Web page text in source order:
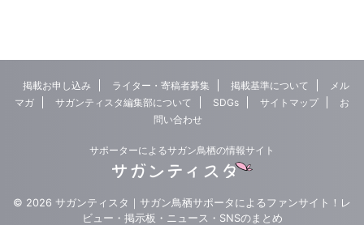
掲載お申し込み ライター・寄稿者募集 掲載基準について
メル
マガ
サガンティスタ編集部について SDGs サイトマップ
お
問い合わせ
サポーターによるサガン鳥栖の情報サイト
© 2026 サガンティスタ｜サガン鳥栖サポータによるファンサイト！レ
ビュー・掲示板・ニュース・SNSのまとめ